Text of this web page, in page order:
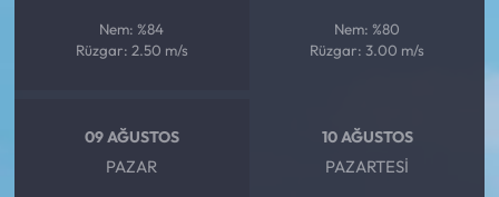
Nem: %84
Rüzgar: 2.50 m/s
Nem: %80
Rüzgar: 3.00 m/s
09 AĞUSTOS
PAZAR
10 AĞUSTOS
PAZARTESI